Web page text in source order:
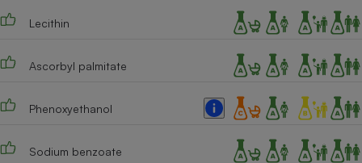
Lecithin
Ascorbyl palmitate
Phenoxyethanol
Sodium benzoate